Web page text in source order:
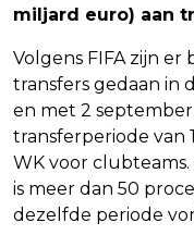
miljard euro) aan
Volgens FIFA zijn er
transfers gedaan in
en met 2
transferperiode van
WK voor
is meer dan 50
dezelfde periode